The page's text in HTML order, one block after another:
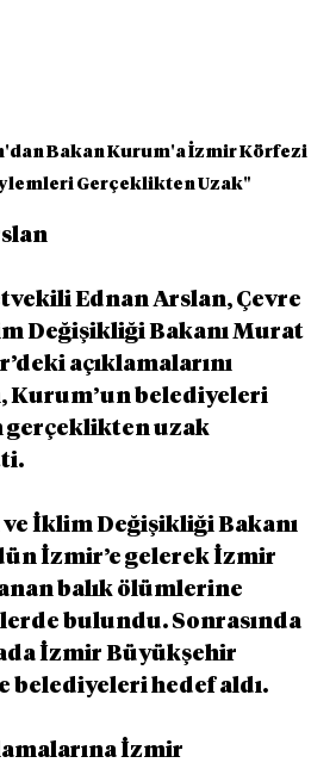
Bakan Kurum'a İzmir Körfezi
Gerçeklikten Uzak"
Ednan Arslan, Çevre
Değişikliği Bakanı Murat
açıklamalarını
Kurum’un belediyeleri
gerçeklikten uzak
İklim Değişikliği Bakanı
İzmir’e gelerek İzmir
balık ölümlerine
bulundu. Sonrasında
İzmir Büyükşehir
belediyeleri hedef aldı.
İzmir